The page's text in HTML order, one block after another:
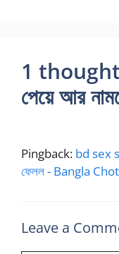
1 thought
পেয়ে আর
Pingback: bd sex
ফেলল - Bangla
Leave a